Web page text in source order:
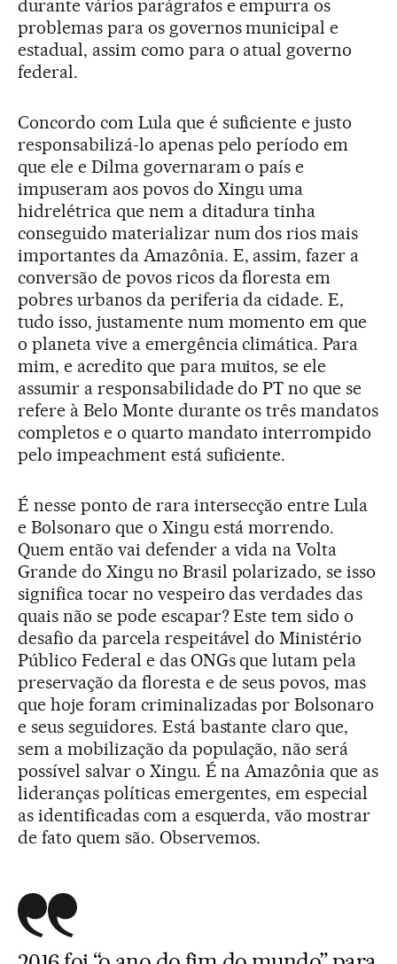
durante vários parágrafos e empurra os
problemas para os governos municipal e
estadual, assim como para o atual governo
federal.
Concordo com Lula que é suficiente e justo
responsabilizá-lo apenas pelo período em
que ele e Dilma governaram o país e
impuseram aos povos do Xingu uma
hidrelétrica que nem a ditadura tinha
conseguido materializar num dos rios mais
importantes da Amazônia. E, assim, fazer a
conversão de povos ricos da floresta em
pobres urbanos da periferia da cidade. E,
tudo isso, justamente num momento em que
o planeta vive a emergência climática. Para
mim, e acredito que para muitos, se ele
assumir a responsabilidade do PT no que se
refere à Belo Monte durante os três mandatos
completos e o quarto mandato interrompido
pelo impeachment está suficiente.
É nesse ponto de rara intersecção entre Lula
e Bolsonaro que o Xingu está morrendo.
Quem então vai defender a vida na Volta
Grande do Xingu no Brasil polarizado, se isso
significa tocar no vespeiro das verdades das
quais não se pode escapar? Este tem sido o
desafio da parcela respeitável do Ministério
Público Federal e das ONGs que lutam pela
preservação da floresta e de seus povos, mas
que hoje foram criminalizadas por Bolsonaro
e seus seguidores. Está bastante claro que,
sem a mobilização da população, não será
possível salvar o Xingu. É na Amazônia que as
lideranças políticas emergentes, em especial
as identificadas com a esquerda, vão mostrar
de fato quem são. Observemos.